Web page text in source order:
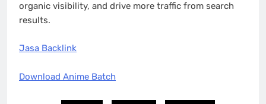
organic visibility, and drive more traffic from search
results.
Jasa Backlink
Download Anime Batch